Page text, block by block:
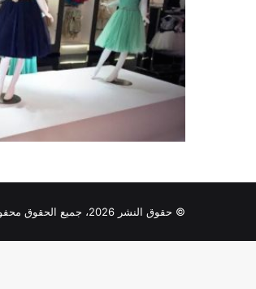
© حقوق النشر 2026، جميع الحقوق محفوظة |